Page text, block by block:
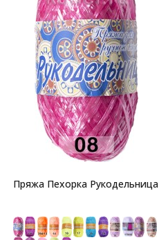
Пряжа Пехорка Рукодельница